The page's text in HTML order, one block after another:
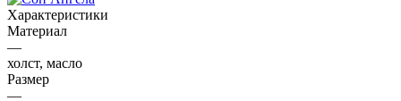
Характеристики
Материал
—
холст, масло
Размер
—